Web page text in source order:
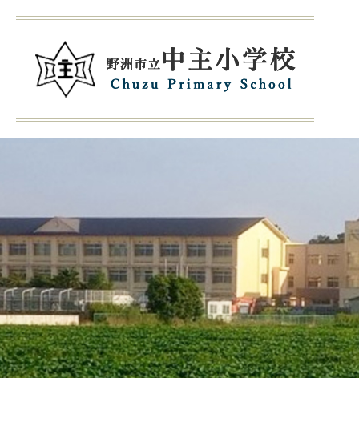
目
の
ス
ラ
イ
ド